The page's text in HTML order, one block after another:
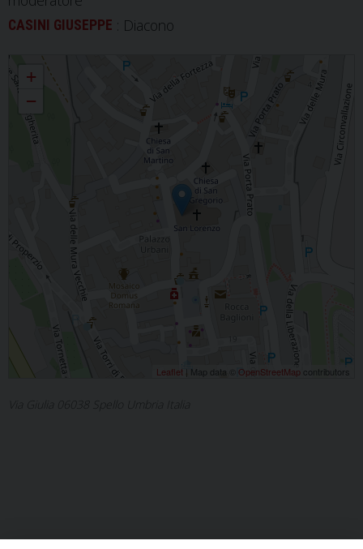
CASINI GIUSEPPE : Diacono
Parrocchia di San Lorenzo Martire in Spello
+
−
Leaflet | Map data © OpenStreetMap contributors
Via Giulia 06038 Spello Umbria Italia